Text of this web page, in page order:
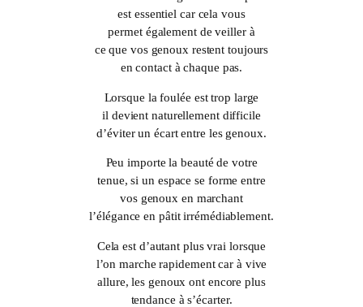
est essentiel car cela vous
permet également de veiller à
ce que vos genoux restent toujours
en contact à chaque pas.
Lorsque la foulée est trop large
il devient naturellement difficile
d’éviter un écart entre les genoux.
Peu importe la beauté de votre
tenue, si un espace se forme entre
vos genoux en marchant
l’élégance en pâtit irrémédiablement.
Cela est d’autant plus vrai lorsque
l’on marche rapidement car à vive
allure, les genoux ont encore plus
tendance à s’écarter.